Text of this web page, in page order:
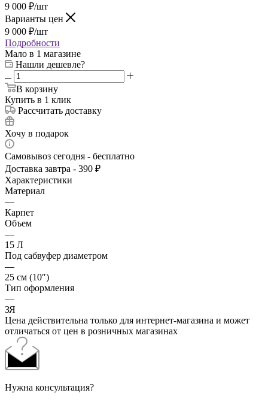
9 000 ₽/шт
Варианты цен
9 000 ₽/шт
Подробности
Мало в 1 магазине
Нашли дешевле?
В корзину
Купить в 1 клик
Рассчитать доставку
Хочу в подарок
Самовывоз сегодня - бесплатно
Доставка завтра - 390 ₽
Характеристики
Материал
—
Карпет
Объем
—
15 Л
Под сабвуфер диаметром
—
25 см (10″)
Тип оформления
—
ЗЯ
Цена действительна только для интернет-магазина и может
отличаться от цен в розничных магазинах
Нужна консультация?